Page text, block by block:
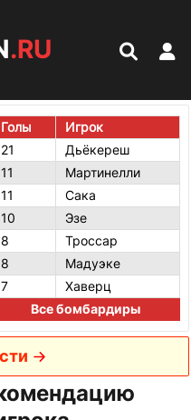
.RU
Голы
Игрок
21
Дьёкереш
11
Мартинелли
11
Сака
10
Эзе
8
Троссар
8
Мадуэке
7
Хаверц
Все бомбардиры